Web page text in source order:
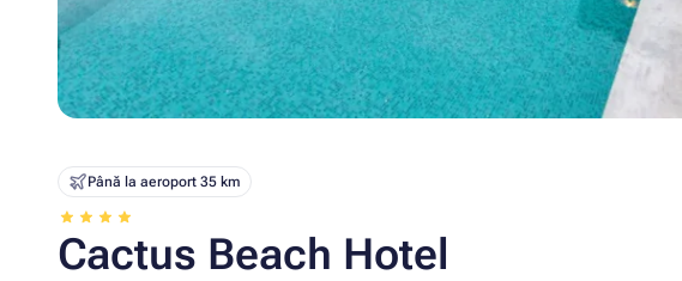
Până la aeroport 35 km
Cactus Beach Hotel